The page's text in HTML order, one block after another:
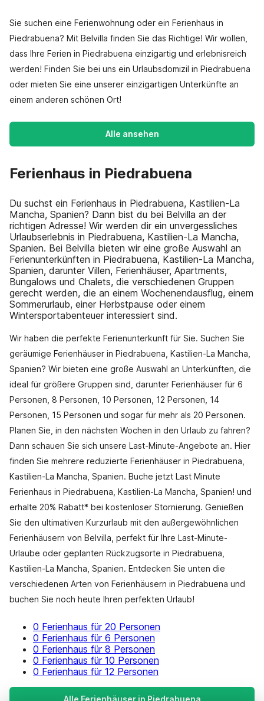
Sie suchen eine Ferienwohnung oder ein Ferienhaus in
Piedrabuena? Mit Belvilla finden Sie das Richtige! Wir wollen,
dass Ihre Ferien in Piedrabuena einzigartig und erlebnisreich
werden! Finden Sie bei uns ein Urlaubsdomizil in Piedrabuena
oder mieten Sie eine unserer einzigartigen Unterkünfte an
einem anderen schönen Ort!
Alle ansehen
Ferienhaus in Piedrabuena
Du suchst ein Ferienhaus in Piedrabuena, Kastilien-La
Mancha, Spanien? Dann bist du bei Belvilla an der
richtigen Adresse! Wir werden dir ein unvergessliches
Urlaubserlebnis in Piedrabuena, Kastilien-La Mancha,
Spanien. Bei Belvilla bieten wir eine große Auswahl an
Ferienunterkünften in Piedrabuena, Kastilien-La Mancha,
Spanien, darunter Villen, Ferienhäuser, Apartments,
Bungalows und Chalets, die verschiedenen Gruppen
gerecht werden, die an einem Wochenendausflug, einem
Sommerurlaub, einer Herbstpause oder einem
Wintersportabenteuer interessiert sind.
Wir haben die perfekte Ferienunterkunft für Sie. Suchen Sie
geräumige Ferienhäuser in Piedrabuena, Kastilien-La Mancha,
Spanien? Wir bieten eine große Auswahl an Unterkünften, die
ideal für größere Gruppen sind, darunter Ferienhäuser für 6
Personen, 8 Personen, 10 Personen, 12 Personen, 14
Personen, 15 Personen und sogar für mehr als 20 Personen.
Planen Sie, in den nächsten Wochen in den Urlaub zu fahren?
Dann schauen Sie sich unsere Last-Minute-Angebote an. Hier
finden Sie mehrere reduzierte Ferienhäuser in Piedrabuena,
Kastilien-La Mancha, Spanien. Buche jetzt Last Minute
Ferienhaus in Piedrabuena, Kastilien-La Mancha, Spanien! und
erhalte 20% Rabatt* bei kostenloser Stornierung. Genießen
Sie den ultimativen Kurzurlaub mit den außergewöhnlichen
Ferienhäusern von Belvilla, perfekt für Ihre Last-Minute-
Urlaube oder geplanten Rückzugsorte in Piedrabuena,
Kastilien-La Mancha, Spanien. Entdecken Sie unten die
verschiedenen Arten von Ferienhäusern in Piedrabuena und
buchen Sie noch heute Ihren perfekten Urlaub!
0 Ferienhaus für 20 Personen
0 Ferienhaus für 6 Personen
0 Ferienhaus für 8 Personen
0 Ferienhaus für 10 Personen
0 Ferienhaus für 12 Personen
Alle Ferienhäuser in Piedrabuena